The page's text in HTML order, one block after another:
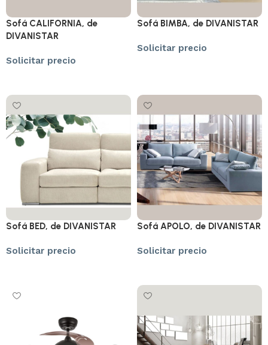
Sofá CALIFORNIA, de
DIVANISTAR
Solicitar precio
Sofá BIMBA, de DIVANISTAR
Solicitar precio
Sofá BED, de DIVANISTAR
Solicitar precio
Sofá APOLO, de DIVANISTAR
Solicitar precio